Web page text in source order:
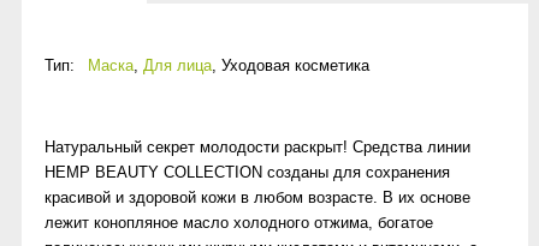
Тип: Маска, Для лица, Уходовая косметика
Натуральный секрет молодости раскрыт! Средства линии
HEMP BEAUTY COLLECTION созданы для сохранения
красивой и здоровой кожи в любом возрасте. В их основе
лежит конопляное масло холодного отжима, богатое